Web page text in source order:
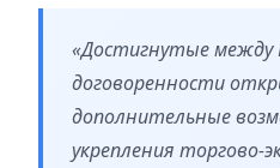
«Достигнутые между
договоренности
дополнительные
укрепления торгово-